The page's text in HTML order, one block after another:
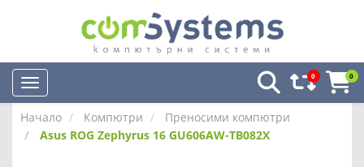
0 0
Начало Компютри
Преносими компютри
Asus ROG Zephyrus 16 GU606AW-TB082X